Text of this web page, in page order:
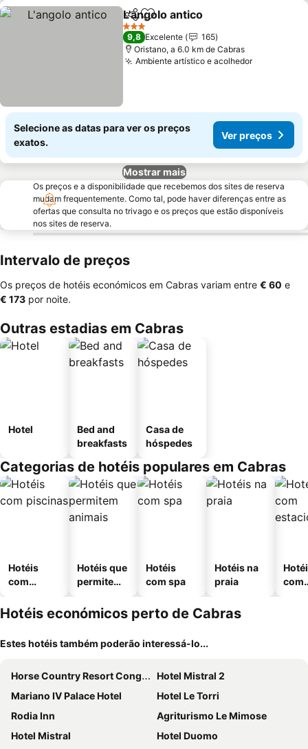
PartilharAdicionar aos favoritos
L'angolo antico
3 Estrelas
9,8 Excelente
165
Oristano, a 6.0 km de Cabras
Ambiente artístico e acolhedor
Selecione as datas para ver os preços
exatos.
Ver preços
Mostrar mais
Os preços e a disponibilidade que recebemos dos sites de reserva
mudam frequentemente. Como tal, pode haver diferenças entre as
ofertas que consulta no trivago e os preços que estão disponíveis
nos sites de reserva.
Intervalo de preços
Os preços de hotéis económicos em Cabras variam entre ‎€ 60 e
‎€ 173 por noite.
Outras estadias em Cabras
Hotel
Bed and
breakfasts
Casa de
hóspedes
Categorias de hotéis populares em Cabras
Hotéis
com
Hotéis que
permitem
Hotéis
com spa
Hotéis na
praia
com
Hotéis económicos perto de Cabras
Estes hotéis também poderão interessá-lo...
Horse Country Resort Congress & Spa
Hotel Mistral 2
Mariano IV Palace Hotel
Hotel Le Torri
Rodia Inn
Agriturismo Le Mimose
Hotel Mistral
Hotel Duomo